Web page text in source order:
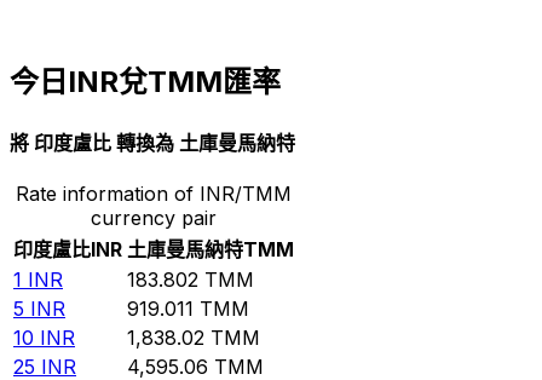
今日INR兌TMM匯率
將 印度盧比 轉換為 土庫曼馬納特
Rate information of INR/TMM
currency pair
印度盧比INR 土庫曼馬納特TMM
1 INR 183.802 TMM
5 INR 919.011 TMM
10 INR 1,838.02 TMM
25 INR 4,595.06 TMM